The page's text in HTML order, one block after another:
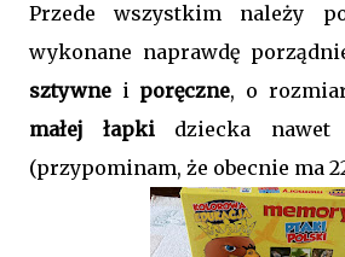
Przede wszystkim należy
wykonane naprawdę
sztywne i poręczne, o
małej łapki dziecka
(przypominam, że obecnie ma